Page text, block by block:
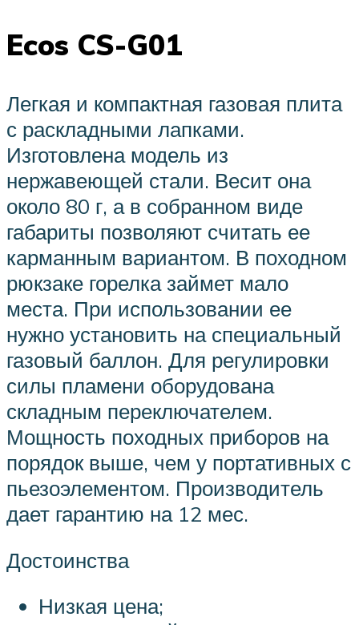
Ecos CS-G01
Легкая и компактная газовая плита
с раскладными лапками.
Изготовлена модель из
нержавеющей стали. Весит она
около 80 г, а в собранном виде
габариты позволяют считать ее
карманным вариантом. В походном
рюкзаке горелка займет мало
места. При использовании ее
нужно установить на специальный
газовый баллон. Для регулировки
силы пламени оборудована
складным переключателем.
Мощность походных приборов на
порядок выше, чем у портативных с
пьезоэлементом. Производитель
дает гарантию на 12 мес.
Достоинства
Низкая цена;